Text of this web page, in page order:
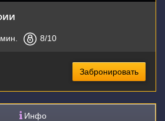
мин. 8/10
Забронировать
Инфо